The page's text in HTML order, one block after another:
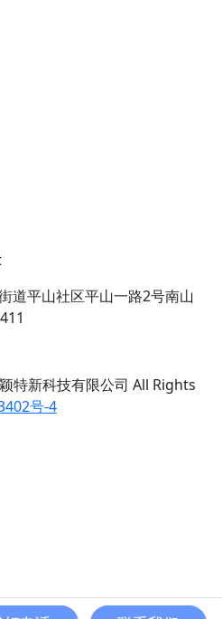
道平山社区平山一路2号南山
特新科技有限公司 All Rights
号-4